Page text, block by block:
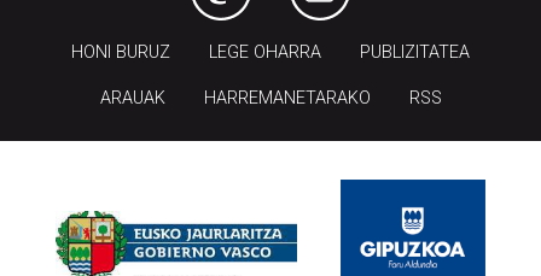
HONI BURUZ LEGE OHARRA PUBLIZITATEA
ARAUAK HARREMANETARAKO RSS